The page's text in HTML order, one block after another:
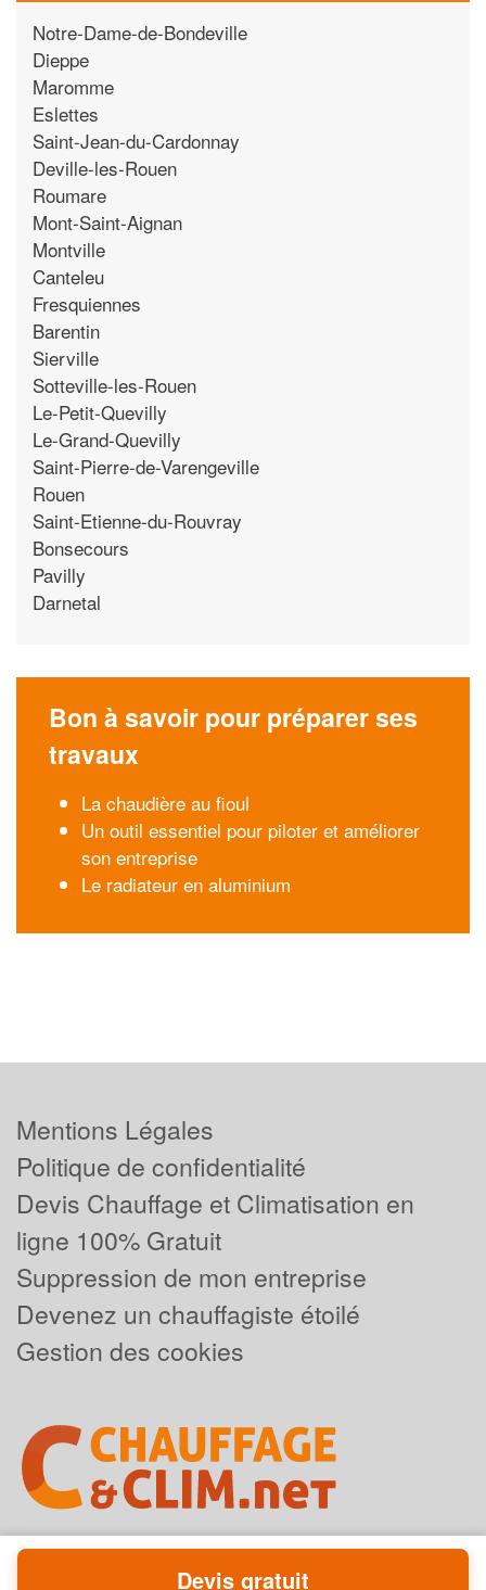
Notre-Dame-de-Bondeville
Dieppe
Maromme
Eslettes
Saint-Jean-du-Cardonnay
Deville-les-Rouen
Roumare
Mont-Saint-Aignan
Montville
Canteleu
Fresquiennes
Barentin
Sierville
Sotteville-les-Rouen
Le-Petit-Quevilly
Le-Grand-Quevilly
Saint-Pierre-de-Varengeville
Rouen
Saint-Etienne-du-Rouvray
Bonsecours
Pavilly
Darnetal
Bon à savoir pour préparer ses
travaux
La chaudière au fioul
Un outil essentiel pour piloter et améliorer
son entreprise
Le radiateur en aluminium
Mentions Légales
Politique de confidentialité
Devis Chauffage et Climatisation en
ligne 100% Gratuit
Suppression de mon entreprise
Devenez un chauffagiste étoilé
Gestion des cookies
Devis gratuit